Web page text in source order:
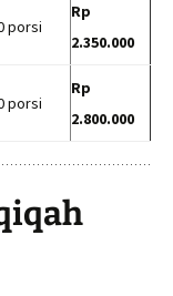
porsi
Rp
2.350.000
porsi
Rp
2.800.000